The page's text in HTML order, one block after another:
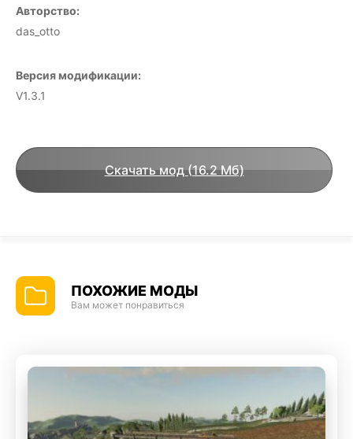
Авторство:
das_otto
Версия модификации:
V1.3.1
Скачать мод (16.2 Мб)
ПОХОЖИЕ МОДЫ
Вам может понравиться